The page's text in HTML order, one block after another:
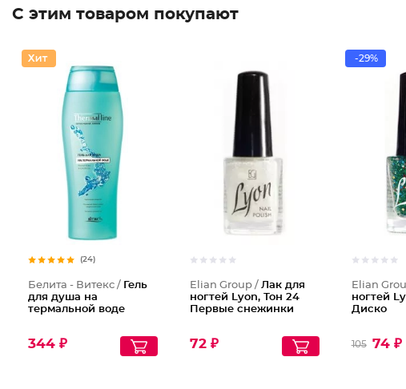
С этим товаром покупают
(24)
Белита - Витекс / Гель
для душа на
термальной воде
344 ₽
Elian Group / Лак для
ногтей Lyon, Тон 24
Первые снежинки
72 ₽
-29%
Elian
ногтей
Диско
105 74 ₽